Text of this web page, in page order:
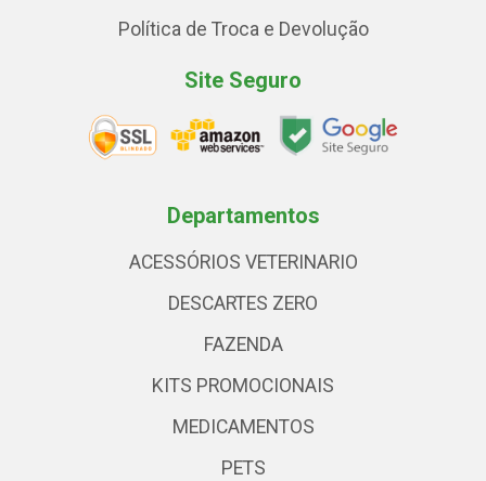
Política de Troca e Devolução
Site Seguro
Departamentos
ACESSÓRIOS VETERINARIO
DESCARTES ZERO
FAZENDA
KITS PROMOCIONAIS
MEDICAMENTOS
PETS